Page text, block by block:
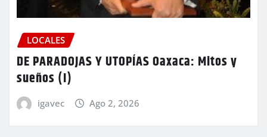
LOCALES
DE PARADOJAS Y UTOPÍAS Oaxaca: Mitos y
sueños (I)
igavec Ago 2, 2026